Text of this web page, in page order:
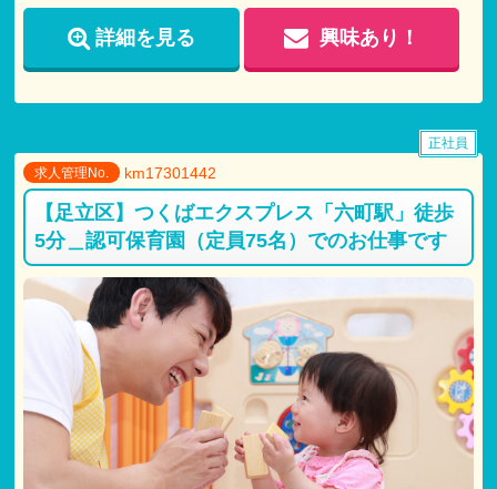
詳細を見る 興味あり！
求人管理No. km17301442
【足立区】つくばエクスプレス「六町駅」徒歩
5分＿認可保育園（定員75名）でのお仕事です
正社員